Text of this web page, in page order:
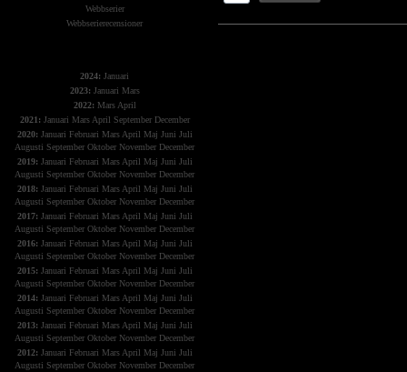
Webbserier
Webbserierecensioner
2024: Januari
2023: Januari Mars
2022: Mars April
2021: Januari Mars April September December
2020: Januari Februari Mars April Maj Juni Juli
Augusti September Oktober November December
2019: Januari Februari Mars April Maj Juni Juli
Augusti September Oktober November December
2018: Januari Februari Mars April Maj Juni Juli
Augusti September Oktober November December
2017: Januari Februari Mars April Maj Juni Juli
Augusti September Oktober November December
2016: Januari Februari Mars April Maj Juni Juli
Augusti September Oktober November December
2015: Januari Februari Mars April Maj Juni Juli
Augusti September Oktober November December
2014: Januari Februari Mars April Maj Juni Juli
Augusti September Oktober November December
2013: Januari Februari Mars April Maj Juni Juli
Augusti September Oktober November December
2012: Januari Februari Mars April Maj Juni Juli
Augusti September Oktober November December